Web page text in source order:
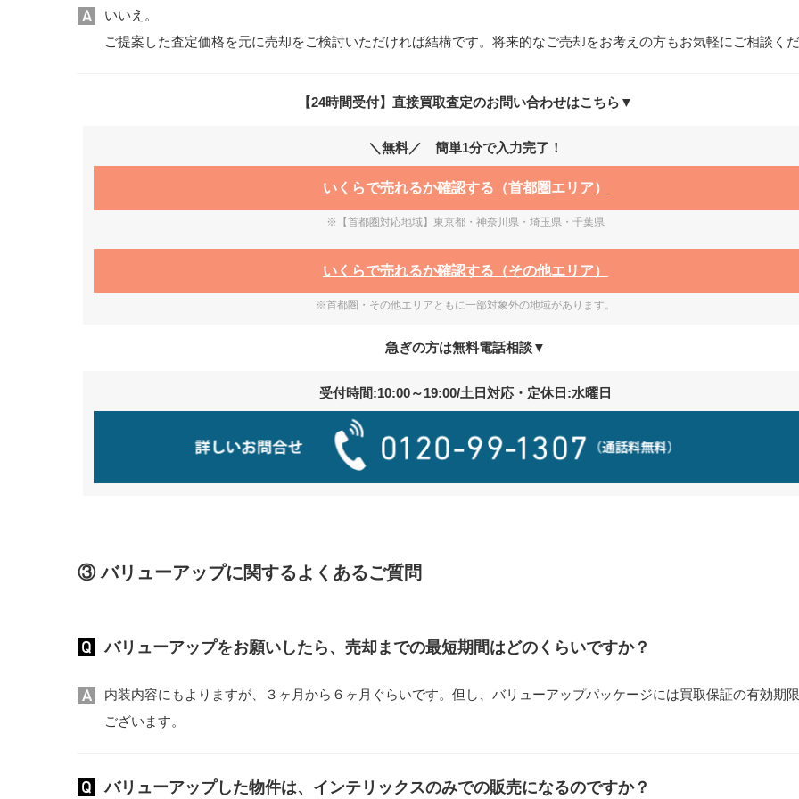
いいえ。
ご提案した査定価格を元に売却をご検討いただければ結構です。将来的なご売却をお考えの方もお気軽にご相談く
【24時間受付】直接買取査定のお問い合わせはこちら▼
＼無料／ 簡単1分で入力完了！
いくらで売れるか確認する （首都圏エリア）
※【首都圏対応地域】東京都・神奈川県・埼玉県・千葉県
いくらで売れるか確認する （その他エリア）
※首都圏・その他エリアともに一部対象外の地域があります。
急ぎの方は無料電話相談▼
受付時間:10:00～19:00/土日対応・定休日:水曜日
③ バリューアップに関するよくあるご質問
バリューアップをお願いしたら、売却までの最短期間はどのくらいですか？
内装内容にもよりますが、３ヶ月から６ヶ月ぐらいです。但し、バリューアップパッケージには買取保証の有効期
ございます。
バリューアップした物件は、インテリックスのみでの販売になるのですか？